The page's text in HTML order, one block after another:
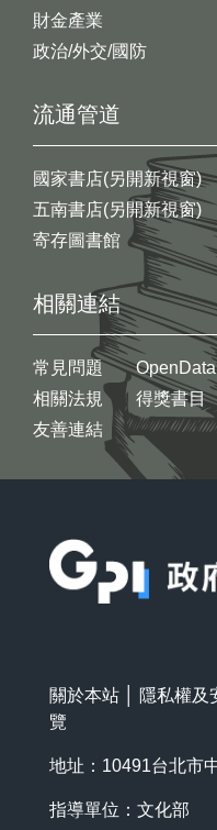
財金產業
政治/外交/國防
流通管道
國家書店(另開新視窗)
五南書店(另開新視窗)
寄存圖書館
相關連結
常見問題
相關法規
友善連結
OpenData
得獎書目
關於本站 隱私權及
覽
地址：10491台北市
指導單位：文化部